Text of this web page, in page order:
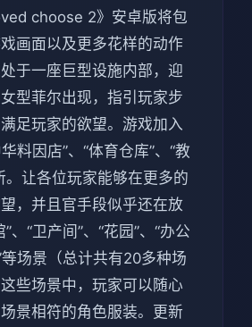
choose 2》安卓版将包
画面以及更多花样的动作
于一座巨型设施内部，迎
型菲尔出现，指引玩家步
足玩家的欲望。游戏加入
料因店”、“体育仓库”、“教
。让各位玩家能够在更多的
，并且官手段似乎还在放
、“卫产间”、“花园”、“办公
等场景（总计共有20多种场
些场景中，玩家可以随心
景相符的角色服装。更新